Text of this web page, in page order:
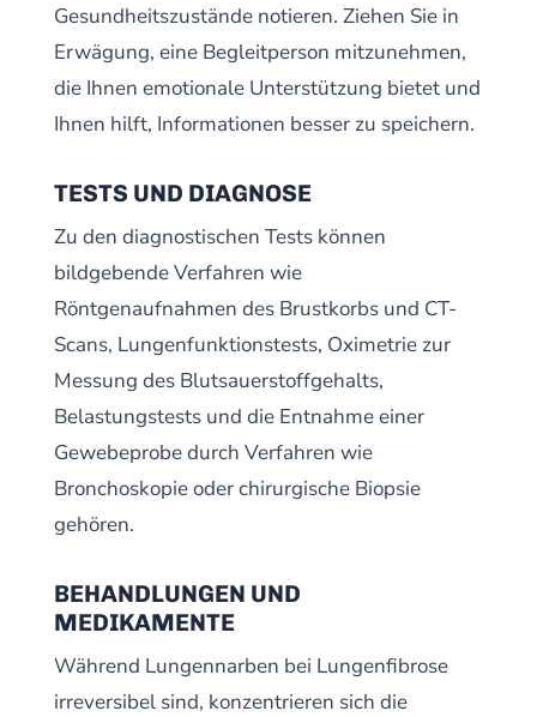
Gesundheitszustände notieren. Ziehen Sie in
Erwägung, eine Begleitperson mitzunehmen,
die Ihnen emotionale Unterstützung bietet und
Ihnen hilft, Informationen besser zu speichern.
TESTS UND DIAGNOSE
Zu den diagnostischen Tests können
bildgebende Verfahren wie
Röntgenaufnahmen des Brustkorbs und CT-
Scans, Lungenfunktionstests, Oximetrie zur
Messung des Blutsauerstoffgehalts,
Belastungstests und die Entnahme einer
Gewebeprobe durch Verfahren wie
Bronchoskopie oder chirurgische Biopsie
gehören.
BEHANDLUNGEN UND
MEDIKAMENTE
Während Lungennarben bei Lungenfibrose
irreversibel sind, konzentrieren sich die